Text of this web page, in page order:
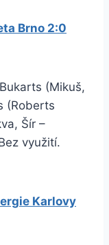
Brno 2:0
(Mikuš,
(Roberts
Šír –
využití.
Karlovy